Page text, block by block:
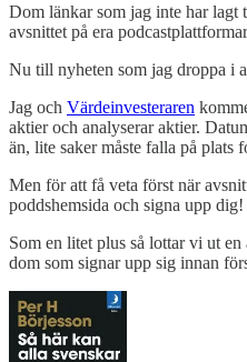
Dom länkar som jag inte har lagt
avsnittet på era
Nu till nyheten som jag droppa i
Jag och Värdeinvesteraren
aktier och analyserar aktier.
än, lite saker måste falla på plats
Men för att få veta först när
poddshemsida och signa upp dig!
Som en litet plus så lottar vi ut
dom som signar upp sig innan